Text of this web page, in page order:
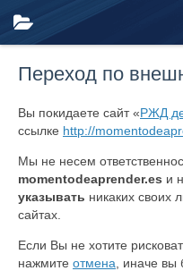
Переход по
Вы покидаете сайт «РЖД
ссылке http://
Мы не несем
momentodeaprender.es и
указывать никаких своих
сайтах.
Если Вы не хотите
нажмите отмена , иначе